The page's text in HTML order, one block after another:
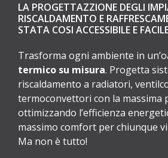
LA PROGETTAZZIONE DEGLI
RISCALDAMENTO E
STATA COSI ACCESSIBILE E
Trasforma ogni ambiente in
termico su misura. Progetta
riscaldamento a radiatori,
termoconvettori con la massima
ottimizzando l’efficienza
massimo comfort per chiunque
Ma non è tutto!